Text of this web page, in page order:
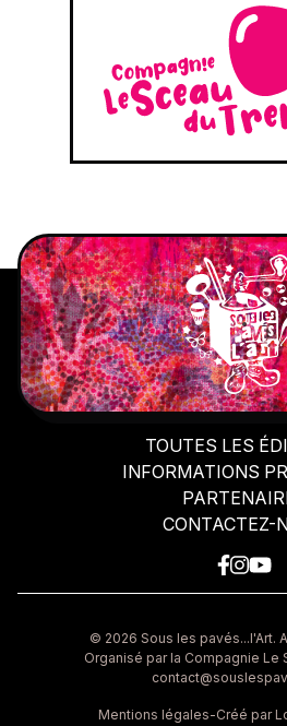
TOUTES LES
INFORMATIONS
CONTACTEZ-
© 2026 Sous les pavés...l'Art.
Organisé par la Compagnie Le
Mentions légales-Créé par